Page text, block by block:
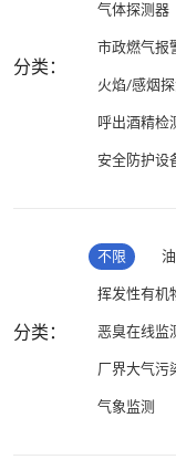
分类：
气体探测器
市政燃气报
火焰/感烟
呼出酒精检
安全防护设
分类：
不限
挥发性有机
恶臭在线监
厂界大气污
气象监测